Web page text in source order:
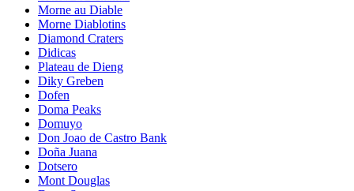
Morne au Diable
Morne Diablotins
Diamond Craters
Didicas
Plateau de Dieng
Diky Greben
Dofen
Doma Peaks
Domuyo
Don Joao de Castro Bank
Doña Juana
Dotsero
Mont Douglas